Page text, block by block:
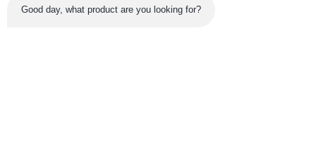
Good day, what product are you looking for?